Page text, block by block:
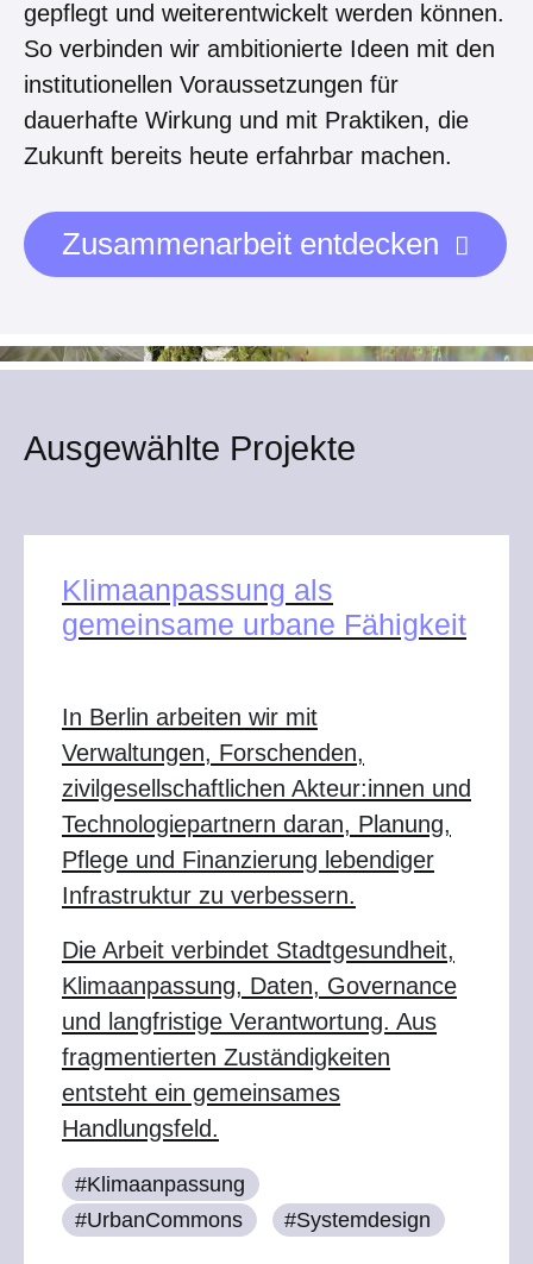
gepflegt und weiterentwickelt werden können.
So verbinden wir ambitionierte Ideen mit den
institutionellen Voraussetzungen für
dauerhafte Wirkung und mit Praktiken, die
Zukunft bereits heute erfahrbar machen.
Zusammenarbeit entdecken
Ausgewählte Projekte
Klimaanpassung als
gemeinsame urbane Fähigkeit
In Berlin arbeiten wir mit
Verwaltungen, Forschenden,
zivilgesellschaftlichen Akteur:innen und
Technologiepartnern daran, Planung,
Pflege und Finanzierung lebendiger
Infrastruktur zu verbessern.
Die Arbeit verbindet Stadtgesundheit,
Klimaanpassung, Daten, Governance
und langfristige Verantwortung. Aus
fragmentierten Zuständigkeiten
entsteht ein gemeinsames
Handlungsfeld.
#Klimaanpassung
#UrbanCommons
#Systemdesign